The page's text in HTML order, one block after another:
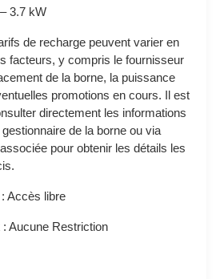
–3.7 kW
de recharge peuvent varier en
facteurs, y compris le fournisseur
de la borne, la puissance
promotions en cours. Il est
directement les informations
de la borne ou via
pour obtenir les détails les
Accès libre
Aucune Restriction